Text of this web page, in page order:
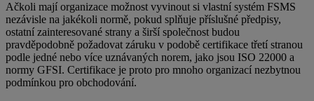
Ačkoli mají organizace možnost vyvinout si vlastní systém FSMS
nezávisle na jakékoli normě, pokud splňuje příslušné předpisy,
ostatní zainteresované strany a širší společnost budou
pravděpodobně požadovat záruku v podobě certifikace třetí stranou
podle jedné nebo více uznávaných norem, jako jsou ISO 22000 a
normy GFSI. Certifikace je proto pro mnoho organizací nezbytnou
podmínkou pro obchodování.